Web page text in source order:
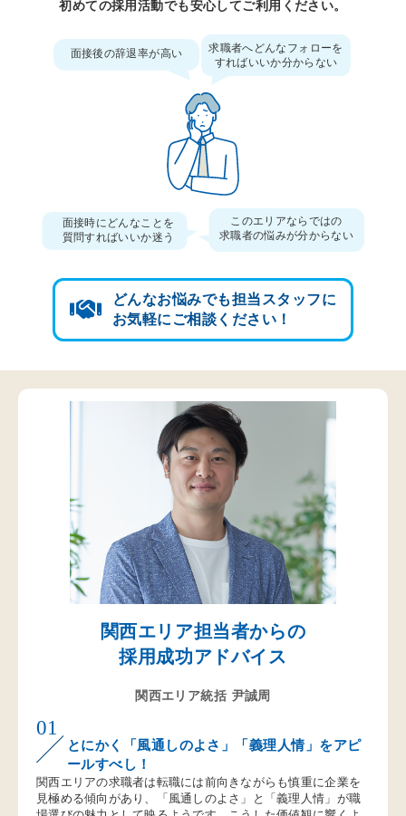
初めての採用活動でも安心してご利用ください。
面接後の辞退率が高い
求職者へどんなフォローを
すればいいか分からない
面接時にどんなことを
質問すればいいか迷う
このエリアならではの
求職者の悩みが分からない
どんなお悩みでも担当スタッフに
お気軽にご相談ください！
関西エリア担当者からの
採用成功アドバイス
関西エリア統括 尹誠周
01
とにかく「風通しのよさ」「義理人情」をアピ
ールすべし！
関西エリアの求職者は転職には前向きながらも慎重に企業を
見極める傾向があり、「風通しのよさ」と「義理人情」が職